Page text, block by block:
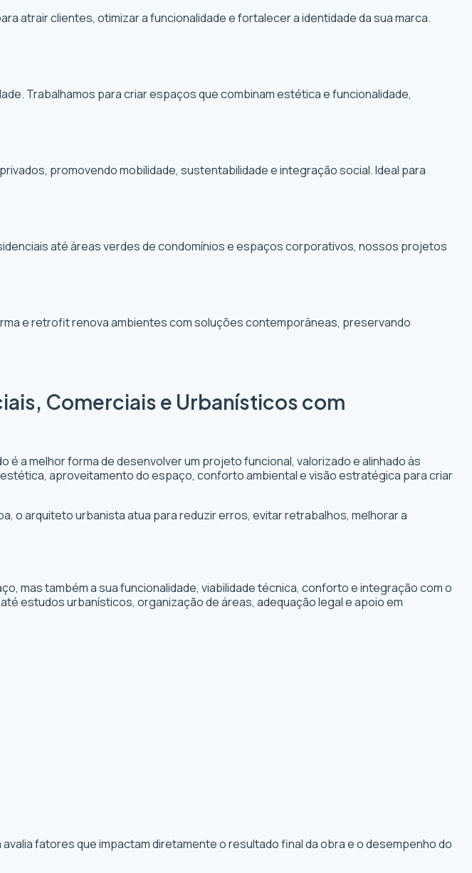
atrair clientes, otimizar a funcionalidade e fortalecer a identidade da sua marca.
Trabalhamos para criar espaços que combinam estética e funcionalidade,
promovendo mobilidade, sustentabilidade e integração social. Ideal para
até áreas verdes de condomínios e espaços corporativos, nossos projetos
e retrofit renova ambientes com soluções contemporâneas, preservando
Comerciais e Urbanísticos com
é a melhor forma de desenvolver um projeto funcional, valorizado e alinhado às
aproveitamento do espaço, conforto ambiental e visão estratégica para criar
o arquiteto urbanista atua para reduzir erros, evitar retrabalhos, melhorar a
mas também a sua funcionalidade, viabilidade técnica, conforto e integração com o
estudos urbanísticos, organização de áreas, adequação legal e apoio em
fatores que impactam diretamente o resultado final da obra e o desempenho do